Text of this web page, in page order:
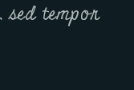
tempor